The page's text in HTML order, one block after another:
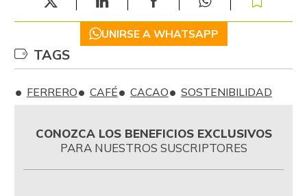
UNIRSE A WHATSAPP
TAGS
FERRERO CAFÉ CACAO SOSTENIBILIDAD
CONOZCA LOS BENEFICIOS EXCLUSIVOS
PARA NUESTROS SUSCRIPTORES